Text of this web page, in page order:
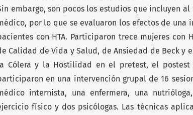
embargo, son pocos los estudios que incluyen
por lo que se evaluaron los efectos de
con HTA. Participaron trece mujeres con
Calidad de Vida y Salud, de Ansiedad de Beck y
Cólera y la Hostilidad en el pretest, el postest
en una intervención grupal de 16
internista, una enfermera, una
físico y dos psicólogas. Las técnicas